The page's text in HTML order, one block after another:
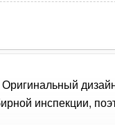
инспекции,